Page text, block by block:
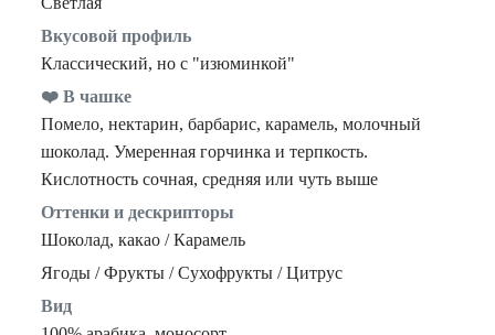
Вкусовой профиль
Классический, но с "изюминкой"
❤️ В чашке
Помело, нектарин, барбарис, карамель, молочный
шоколад. Умеренная горчинка и терпкость.
Кислотность сочная, средняя или чуть выше
Оттенки и дескрипторы
Шоколад, какао / Карамель
Ягоды / Фрукты / Сухофрукты / Цитрус
Вид